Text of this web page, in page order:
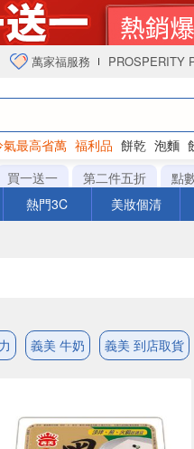
萬家福服務 PROSPERITY
氣最高省萬 福利品 餅乾 泡麵
買一送一 第二件五折 點
熱門3C 美妝個清
義美 牛奶 義美 到店取貨